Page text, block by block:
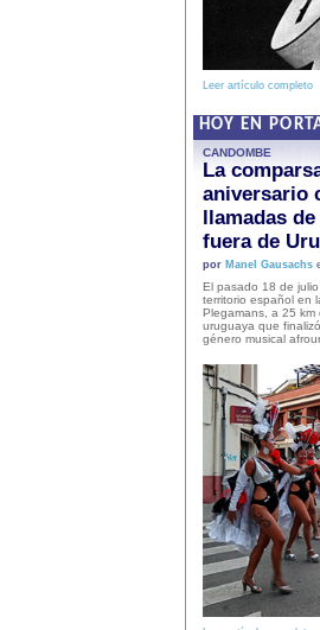
Leer artículo completo
HOY EN
CANDOMBE
La
aniversario
llamadas
fuera de
por Manel Gausachs
El pasado 18 de
territorio español en
Plegamans, a 25 km
uruguaya que
género musical